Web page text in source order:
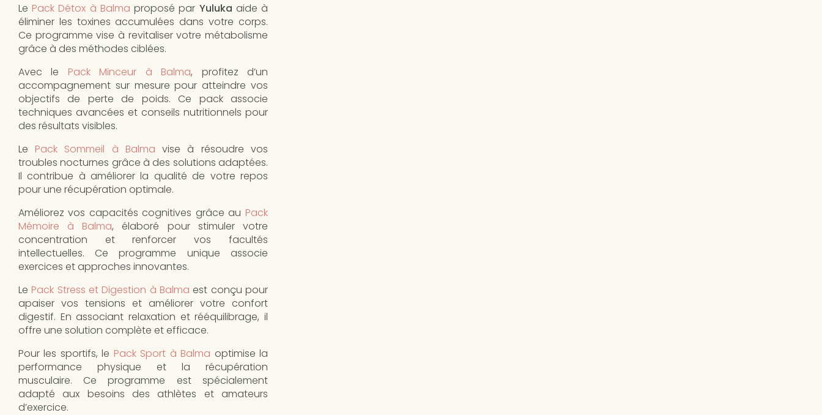
Le Pack Détox à Balma proposé par Yuluka aide à
éliminer les toxines accumulées dans votre corps.
Ce programme vise à revitaliser votre métabolisme
grâce à des méthodes ciblées.
Avec le Pack Minceur à Balma, profitez d’un
accompagnement sur mesure pour atteindre vos
objectifs de perte de poids. Ce pack associe
techniques avancées et conseils nutritionnels pour
des résultats visibles.
Le Pack Sommeil à Balma vise à résoudre vos
troubles nocturnes grâce à des solutions adaptées.
Il contribue à améliorer la qualité de votre repos
pour une récupération optimale.
Améliorez vos capacités cognitives grâce au Pack
Mémoire à Balma, élaboré pour stimuler votre
concentration et renforcer vos facultés
intellectuelles. Ce programme unique associe
exercices et approches innovantes.
Le Pack Stress et Digestion à Balma est conçu pour
apaiser vos tensions et améliorer votre confort
digestif. En associant relaxation et rééquilibrage, il
offre une solution complète et efficace.
Pour les sportifs, le Pack Sport à Balma optimise la
performance physique et la récupération
musculaire. Ce programme est spécialement
adapté aux besoins des athlètes et amateurs
d’exercice.